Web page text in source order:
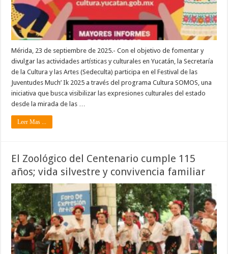
Mérida, 23 de septiembre de 2025.- Con el objetivo de fomentar y
divulgar las actividades artísticas y culturales en Yucatán, la Secretaría
de la Cultura y las Artes (Sedeculta) participa en el Festival de las
Juventudes Much’ Ik 2025 a través del programa Cultura SOMOS, una
iniciativa que busca visibilizar las expresiones culturales del estado
desde la mirada de las …
Leer Mas ...
El Zoológico del Centenario cumple 115
años; vida silvestre y convivencia familiar